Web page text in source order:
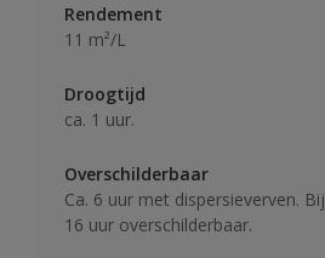
Rendement
11 m²/L
Droogtijd
ca. 1 uur.
Overschilderbaar
Ca. 6 uur met dispersieverven.
16 uur overschilderbaar.